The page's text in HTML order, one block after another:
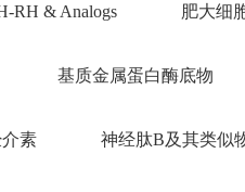
RH & Analogs 肥大细
基质金属蛋白酶底物
素 神经肽B及其类似